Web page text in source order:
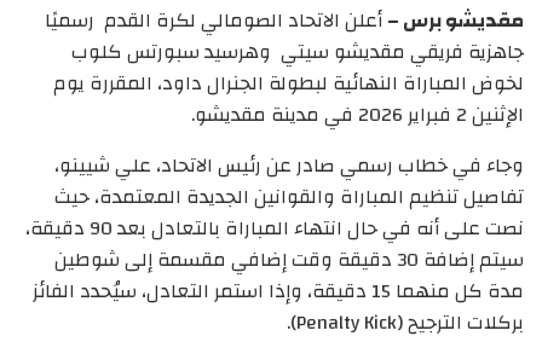
مقديشو برس –أعلن الاتحاد الصومالي لكرة القدم رسميًا
جاهزية فريقي مقديشو سيتي وهرسيد سبورتس كلوب
لخوض المباراة النهائية لبطولة الجنرال داود، المقررة يوم
الإثنين 2 فبراير 2026 في مدينة مقديشو.
وجاء في خطاب رسمي صادر عن رئيس الاتحاد، علي شيينو،
تفاصيل تنظيم المباراة والقوانين الجديدة المعتمدة، حيث
نصت على أنه في حال انتهاء المباراة بالتعادل بعد 90 دقيقة،
سيتم إضافة 30 دقيقة وقت إضافي مقسمة إلى شوطين
مدة كل منهما 15 دقيقة، وإذا استمر التعادل، سيُحدد الفائز
بركلات الترجيح (Penalty Kick).